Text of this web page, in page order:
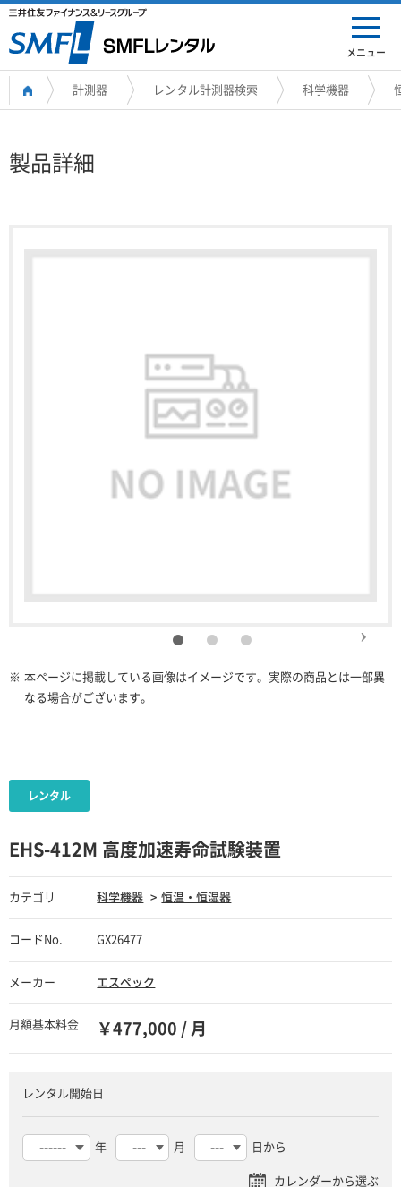
メニュー
計測器 レンタル計測器検索 科学機器
製品詳細
※ 本ページに掲載している画像はイメージです。実際の商品とは一部異
なる場合がございます。
EHS-412M 高度加速寿命試験装置
カテゴリ 科学機器 恒温・恒湿器
コードNo. GX26477
メーカー エスペック
月額基本料金 ￥477,000 / 月
レンタル開始日
年 月 日から